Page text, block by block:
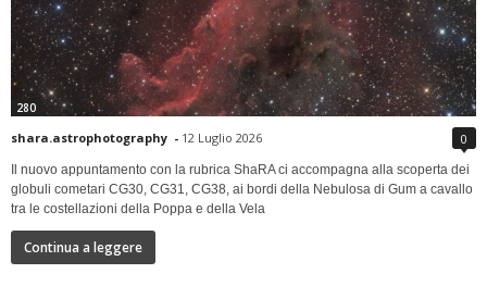
280
shara.astrophotography - 12 Luglio 2026 0
Il nuovo appuntamento con la rubrica ShaRA ci accompagna alla scoperta dei
globuli cometari CG30, CG31, CG38, ai bordi della Nebulosa di Gum a cavallo
tra le costellazioni della Poppa e della Vela
Continua a leggere